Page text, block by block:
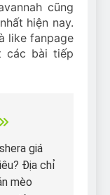
cũng
hiện nay.
like fanpage
các bài tiếp
giá
Địa chỉ
mèo